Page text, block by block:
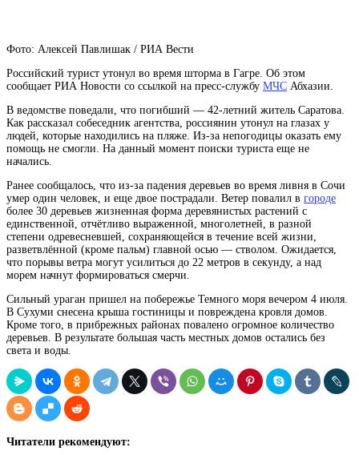
Фото: Алексей Павлишак / РИА Вести
Российский турист утонул во время шторма в Гагре. Об этом
сообщает РИА Новости со ссылкой на пресс-службу МЧС Абхазии.
В ведомстве поведали, что погибший — 42-летний житель Саратова.
Как рассказал собеседник агентства, россиянин утонул на глазах у
людей, которые находились на пляже. Из-за непогодицы оказать ему
помощь не смогли. На данный момент поиски туриста еще не
начались.
Ранее сообщалось, что из-за падения деревьев во время ливня в Сочи
умер один человек, и еще двое пострадали. Ветер повалил в городе
более 30 деревьев жизненная форма деревянистых растений с
единственной, отчётливо выраженной, многолетней, в разной
степени одревесневшей, сохраняющейся в течение всей жизни,
разветвлённой (кроме пальм) главной осью — стволом . Ожидается,
что порывы ветра могут усилиться до 22 метров в секунду, а над
морем начнут формироваться смерчи.
Сильный ураган пришел на побережье Темного моря вечером 4 июля.
В Сухуми снесена крыша гостиницы и повреждена кровля домов.
Кроме того, в прибрежных районах повалено огромное количество
деревьев. В результате большая часть местных домов остались без
света и воды.
Читатели рекомендуют: